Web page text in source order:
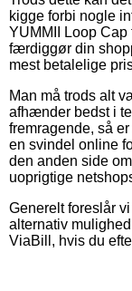
kigge forbi nogle
YUMMII Loop Cap
færdiggør din
mest betalelige
Man må trods alt
afhænder bedst i
fremragende, så
en svindel online
den anden side
uoprigtige
Generelt foreslår
alternativ
ViaBill, hvis du